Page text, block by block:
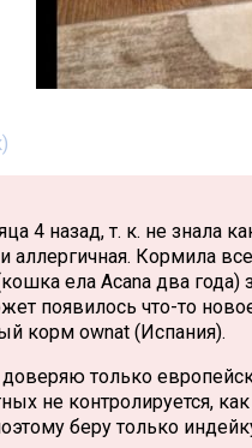
)
4 назад, т. к. не знала
аллергичная. Кормила
ела Acana два
появилось что-то
корм ownat (Испания).
доверяю только
не контролируется,
беру только